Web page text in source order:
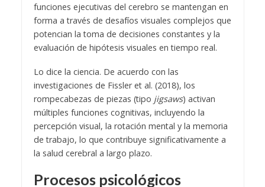
funciones ejecutivas del cerebro se mantengan en
forma a través de desafíos visuales complejos que
potencian la toma de decisiones constantes y la
evaluación de hipótesis visuales en tiempo real.
Lo dice la ciencia. De acuerdo con las
investigaciones de Fissler et al. (2018), los
rompecabezas de piezas (tipo jigsaws) activan
múltiples funciones cognitivas, incluyendo la
percepción visual, la rotación mental y la memoria
de trabajo, lo que contribuye significativamente a
la salud cerebral a largo plazo.
Procesos psicológicos